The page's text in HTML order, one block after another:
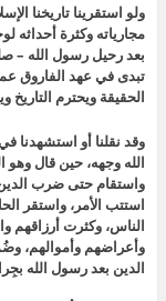
ولو استقرينا تاريخنا
مجارياته وكثرة أحداثه
بعد رحيل رسول الله –
تبدى في عهد الفاروق
الحقيقة ويحترم
وقد نقلنا أو استشهدنا
الله وجهه، حين قال
واستقام حتى ضرب
استتب الأمر، واستقر
الناس، وكثرت أرزاقهم
وأعراضهم وأموالهم،
الدين بعد رسول الله